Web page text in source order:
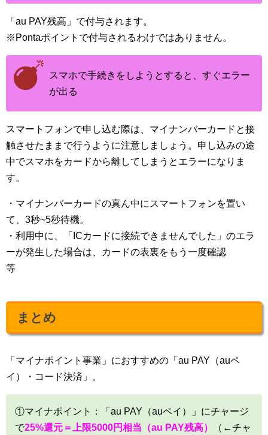
「au PAY残高」で付与されます。
※Pontaポイントで付与されるわけではありません。
スマホで手続きをしようとすると、すぐエラー
が出る
スマートフォンで申し込む際は、マイナンバーカードと接
触させたままで行うように注意しましょう。申し込みの途
中でスマホをカードから離してしまうとエラーになりま
す。
・マイナンバーカードの真ん中にスマートフォンを置い
て、3秒~5秒待機。
・利用中に、「ICカードに接続できませんでした」のエラ
ーが発生した場合は、カードの表裏をもう一度確認
等
まとめ
「マイナポイント事業」におすすめの「au PAY（auペ
イ）・コード決済」。
①マイナポイント：「au PAY（auペイ）」にチャージ
で25%還元＝上限5000円相当（au PAY残高）
（←チャ